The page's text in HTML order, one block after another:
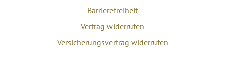
Barrierefreiheit
Vertrag widerrufen
Versicherungsvertrag widerrufen